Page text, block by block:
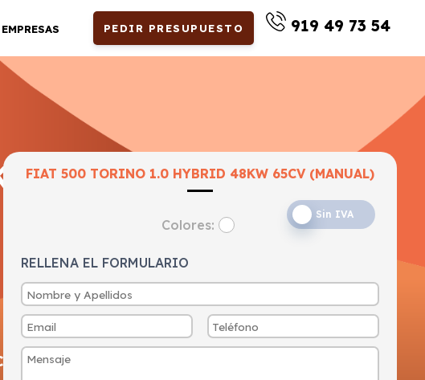
EMPRESAS PEDIR PRESUPUESTO 919 49 73 54
65CV
FIAT 500 TORINO 1.0 HYBRID 48KW 65CV (MANUAL)
Sin IVA
Colores:
RELLENA EL FORMULARIO